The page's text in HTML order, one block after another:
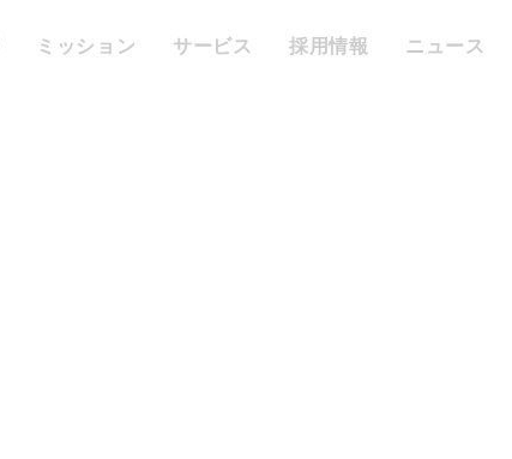
ミッション サービス 採用情報 ニュース